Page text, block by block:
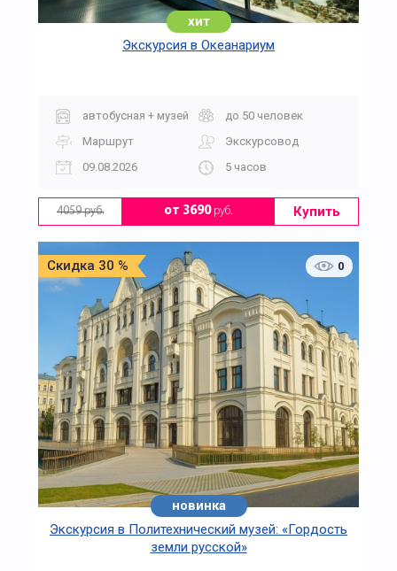
хит
Экскурсия в Океанариум
автобусная + музей
до 50 человек
Маршрут
Экскурсовод
09.08.2026
5 часов
4059 руб. от 3690руб. Купить
Скидка 30 % 0
новинка
Экскурсия в Политехнический музей: «Гордость
земли русской»